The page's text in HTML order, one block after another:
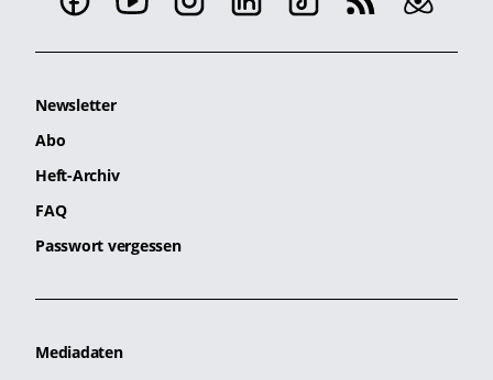
Newsletter
Abo
Heft-Archiv
FAQ
Passwort vergessen
Mediadaten